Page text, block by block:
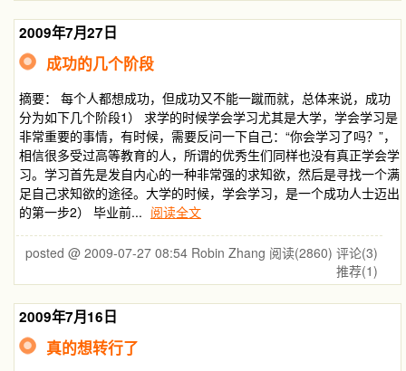
2009年7月27日
成功的几个阶段
摘要： 每个人都想成功，但成功又不能一蹴而就，总体来说，成功
分为如下几个阶段1） 求学的时候学会学习尤其是大学，学会学习是
非常重要的事情，有时候，需要反问一下自己：“你会学习了吗？”，
相信很多受过高等教育的人，所谓的优秀生们同样也没有真正学会学
习。学习首先是发自内心的一种非常强的求知欲，然后是寻找一个满
足自己求知欲的途径。大学的时候，学会学习，是一个成功人士迈出
的第一步2） 毕业前... 阅读全文
posted @ 2009-07-27 08:54 Robin Zhang 阅读(2860) 评论(3)
推荐(1)
2009年7月16日
真的想转行了